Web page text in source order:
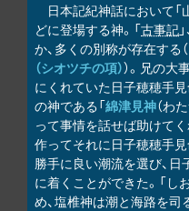
日本記紀神話において「
どに登場する神。「古事記
か、多くの別称が存在する
（シオツチの項））。兄の
にくれていた日子穂穂手
の神である「綿津見神（わ
って事情を話せば助けて
作ってそれに日子穂穂手
勝手に良い潮流を選び、
に着くことができた。「し
め、塩椎神は潮と海路を司